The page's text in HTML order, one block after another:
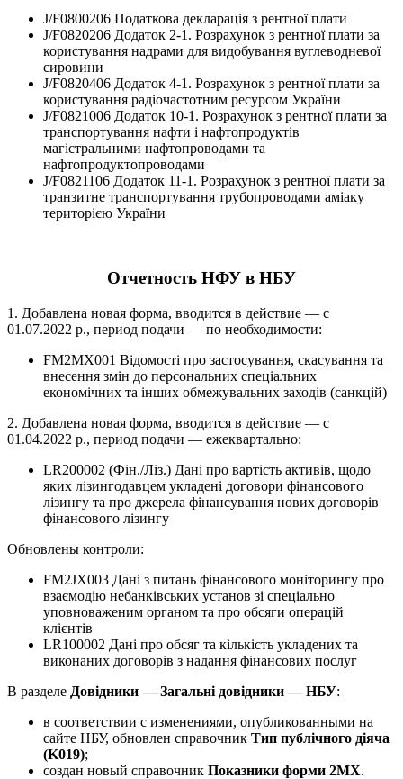
J/F0800206 Податкова декларація з рентної плати
J/F0820206 Додаток 2-1. Розрахунок з рентної плати за
користування надрами для видобування вуглеводневої
сировини
J/F0820406 Додаток 4-1. Розрахунок з рентної плати за
користування радіочастотним ресурсом України
J/F0821006 Додаток 10-1. Розрахунок з рентної плати за
транспортування нафти і нафтопродуктів
магістральними нафтопроводами та
нафтопродуктопроводами
J/F0821106 Додаток 11-1. Розрахунок з рентної плати за
транзитне транспортування трубопроводами аміаку
територією України
Отчетность НФУ в НБУ
1. Добавлена новая форма, вводится в действие — с
01.07.2022 р., период подачи — по необходимости:
FM2MX001 Відомості про застосування, скасування та
внесення змін до персональних спеціальних
економічних та інших обмежувальних заходів (санкцій)
2. Добавлена новая форма, вводится в действие — с
01.04.2022 р., период подачи — ежеквартально:
LR200002 (Фін./Ліз.) Дані про вартість активів, щодо
яких лізингодавцем укладені договори фінансового
лізингу та про джерела фінансування нових договорів
фінансового лізингу
Обновлены контроли:
FM2JX003 Дані з питань фінансового моніторингу про
взаємодію небанківських установ зі спеціально
уповноваженим органом та про обсяги операцій
клієнтів
LR100002 Дані про обсяг та кількість укладених та
виконаних договорів з надання фінансових послуг
В разделе Довідники — Загальні довідники — НБУ:
в соответствии с изменениями, опубликованными на
сайте НБУ, обновлен справочник Тип публічного діяча
(K019);
создан новый справочник Показники форми 2MX.